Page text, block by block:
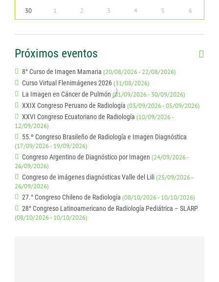
30 1 2 3 4 5 6
Próximos eventos
8° Curso de Imagen Mamaria (20/08/2026 - 22/08/2026)
Curso Virtual Flenimágenes 2026(31/08/2026)
La Imagen en Cáncer de Pulmón (01/09/2026 - 30/09/2026)
XXIX Congreso Peruano de Radiología (03/09/2026 - 05/09/2026)
XXVI Congreso Ecuatoriano de Radiología (10/09/2026 -
12/09/2026)
55.º Congreso Brasileño de Radiología e Imagen Diagnóstica
(17/09/2026 - 19/09/2026)
Congreso Argentino de Diagnóstico por Imagen (24/09/2026 -
26/09/2026)
Congreso de imágenes diagnósticas Valle del Lili(25/09/2026 -
26/09/2026)
27.° Congreso Chileno de Radiología (08/10/2026 - 10/10/2026)
28° Congreso Latinoamericano de Radiología Pediátrica – SLARP
(08/10/2026 - 10/10/2026)